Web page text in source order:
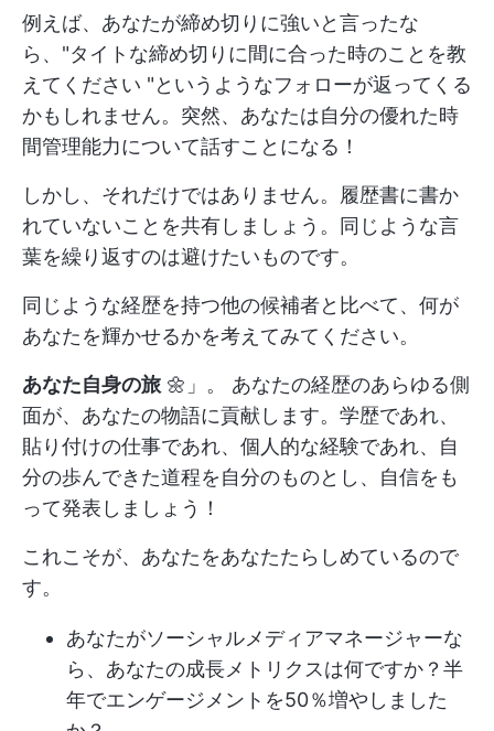
例えば、あなたが締め切りに強いと言ったな
ら、"タイトな締め切りに間に合った時のことを教
えてください "というようなフォローが返ってくる
かもしれません。突然、あなたは自分の優れた時
間管理能力について話すことになる！
しかし、それだけではありません。履歴書に書か
れていないことを共有しましょう。同じような言
葉を繰り返すのは避けたいものです。
同じような経歴を持つ他の候補者と比べて、何が
あなたを輝かせるかを考えてみてください。
あなた自身の旅 🌼」。 あなたの経歴のあらゆる側
面が、あなたの物語に貢献します。学歴であれ、
貼り付けの仕事であれ、個人的な経験であれ、自
分の歩んできた道程を自分のものとし、自信をも
って発表しましょう！
これこそが、あなたをあなたたらしめているので
す。
あなたがソーシャルメディアマネージャーな
ら、あなたの成長メトリクスは何ですか？半
年でエンゲージメントを50％増やしました